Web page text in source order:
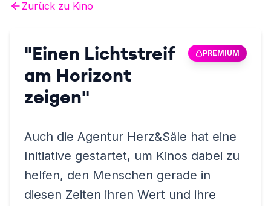
Zurück zu Kino
"Einen Lichtstreif
am Horizont
zeigen"
PREMIUM
Auch die Agentur Herz&Säle hat eine
Initiative gestartet, um Kinos dabei zu
helfen, den Menschen gerade in
diesen Zeiten ihren Wert und ihre